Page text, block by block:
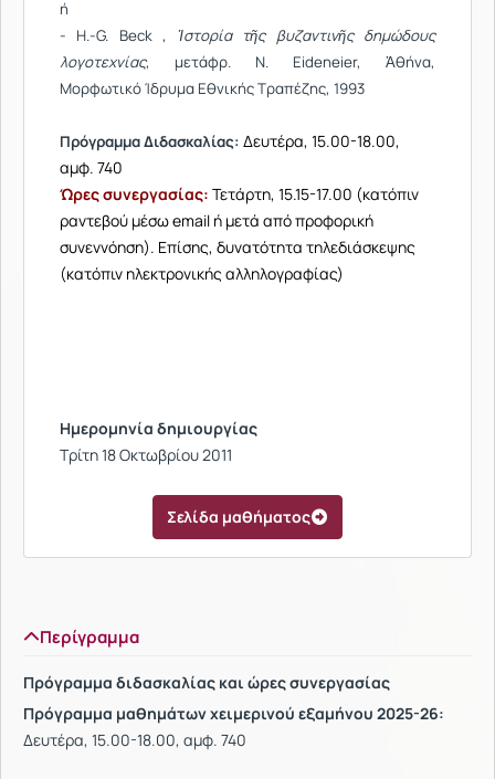
ή
- H.-G. Beck , Ἱστορία τῆς βυζαντινῆς δημώδους
λογοτεχνίας, μετάφρ. Ν. Eideneier, Ἀθήνα,
Μορφωτικό Ίδρυμα Εθνικής Τραπέζης, 1993
Πρόγραμμα Διδασκαλίας: Δευτέρα, 15.00-18.00,
αμφ. 740
Ώρες συνεργασίας: Τετάρτη, 15.15-17.00 (κατόπιν
ραντεβού μέσω email ή μετά από προφορική
συνεννόηση). Επίσης, δυνατότητα τηλεδιάσκεψης
(κατόπιν ηλεκτρονικής αλληλογραφίας)
Ημερομηνία δημιουργίας
Τρίτη 18 Οκτωβρίου 2011
Σελίδα μαθήματος
Περίγραμμα
Πρόγραμμα διδασκαλίας και ώρες συνεργασίας
Πρόγραμμα μαθημάτων χειμερινού εξαμήνου 2025-26:
Δευτέρα, 15.00-18.00, αμφ. 740